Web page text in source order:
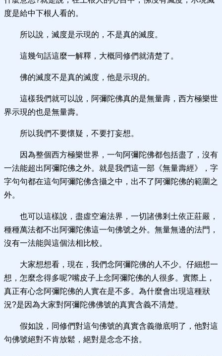
度是給中下根人看的。
所以說，滅度是示現的，不是真的滅度。
這幾句話這麼一解釋，大概同修們就清楚了。
佛的滅度不是真的滅度，他是示現的。
這樣我們就可以說，阿彌陀佛真的是無量壽，西方極樂世
界示現的也是無量壽。
所以我們不要懷疑，不要打妄想。
因為整個西方極樂世界，一句阿彌陀佛都包括盡了，沒有
一法能超出阿彌陀佛之外。就是我們這一部《無量壽經》，字
字句句都在這句阿彌陀佛含攝之中，出不了阿彌陀佛的範圍之
外。
也可以這樣說，盡虛空遍法界，一切諸佛剎土依正莊嚴，
種種萬法都不出阿彌陀佛這一句佛號之外。無量無邊的法門，
沒有一法能與這個法相比較。
大家想想看，現在，我們念阿彌陀佛的人不少。仔細想一
想，怎麼念得多呢?嘴皮子上念阿彌陀佛的人很多。實際上，
真正有心念阿彌陀佛的人實在是不多。為什麼會出現這種狀
況?是因為大家對阿彌陀佛佛號的真實含義不清楚。
假如說，同修們對這句佛號的真實含義徹底明了，他對這
句佛號絕對不肯放鬆，絕對是念念不捨。